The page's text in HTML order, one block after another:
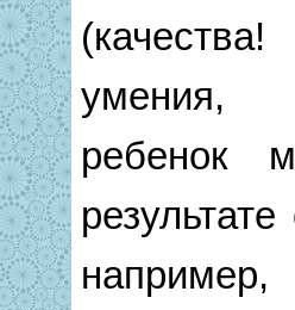
умения,
ребенок
например,